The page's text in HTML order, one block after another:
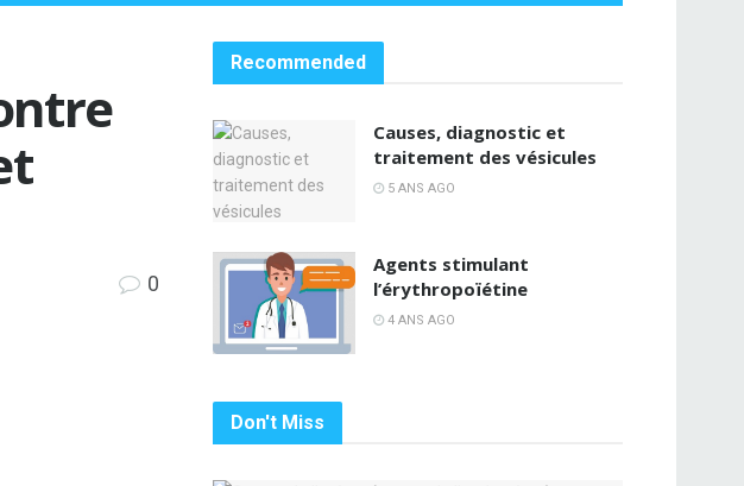
0
Recommended
Causes, diagnostic et
traitement des vésicules
5 ANS AGO
Agents stimulant
l’érythropoïétine
4 ANS AGO
Don't Miss